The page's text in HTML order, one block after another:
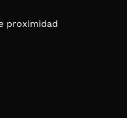
proximidad